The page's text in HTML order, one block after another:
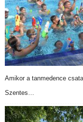
Amikor a tanmedence
Szentes…